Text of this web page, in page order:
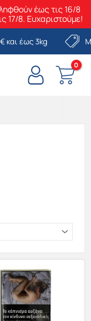
έως τις 16/8
17/8. Ευχαριστούμε!
και έως 3kg